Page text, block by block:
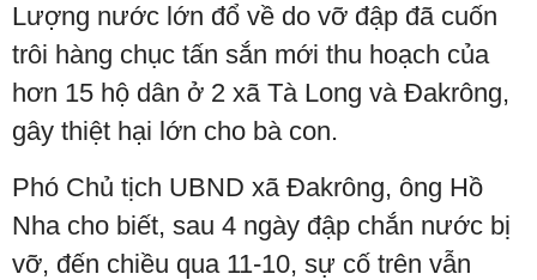
Lượng nước lớn đổ về do vỡ đập đã cuốn
trôi hàng chục tấn sắn mới thu hoạch của
hơn 15 hộ dân ở 2 xã Tà Long và Đakrông,
gây thiệt hại lớn cho bà con.
Phó Chủ tịch UBND xã Đakrông, ông Hồ
Nha cho biết, sau 4 ngày đập chắn nước bị
vỡ, đến chiều qua 11-10, sự cố trên vẫn